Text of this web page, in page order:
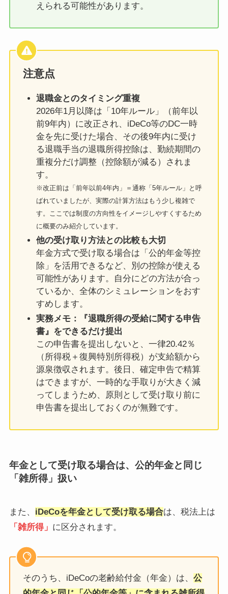
えられる可能性があります。
注意点
退職金とのタイミング重複
2026年1月以降は「10年ルール」（前年以
前9年内）に改正され、iDeCo等のDC一時
金を先に受けた場合、その後9年内に受け
る退職手当の退職所得控除は、勤続期間の
重複分だけ調整（控除額が減る）されま
す。
※改正前は「前年以前4年内」＝通称「5年ルール」と呼
ばれていましたが、実際の計算方法はもう少し複雑で
す。ここでは制度の方向性をイメージしやすくするため
に概要のみ紹介しています。
他の受け取り方法との比較も大切
年金方式で受け取る場合は「公的年金等控
除」を活用できるなど、別の控除が使える
可能性があります。自分にどの方法が合っ
ているか、全体のシミュレーションをおす
すめします。
実務メモ：『退職所得の受給に関する申告
書』をできるだけ提出
この申告書を提出しないと、一律20.42％
（所得税＋復興特別所得税）が支給額から
源泉徴収されます。後日、確定申告で精算
はできますが、一時的な手取りが大きく減
ってしまうため、原則として受け取り前に
申告書を提出しておくのが無難です。
年金として受け取る場合は、公的年金と同じ
「雑所得」扱い
また、 iDeCoを年金として受け取る場合は、税法上は
「雑所得」 に区分されます。
そのうち、iDeCoの老齢給付金（年金）は、公